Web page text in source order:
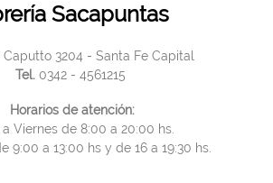
Sacapuntas
3204 - Santa Fe Capital
Tel. 0342 - 4561215
Horarios de atención:
a Viernes de 8:00 a 20:00 hs.
9:00 a 13:00 hs y de 16 a 19:30 hs.